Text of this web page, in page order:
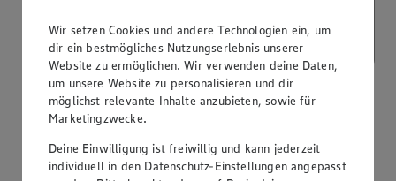
Wir setzen Cookies und andere Technologien ein, um
dir ein bestmögliches Nutzungserlebnis unserer
Website zu ermöglichen. Wir verwenden deine Daten,
um unsere Website zu personalisieren und dir
möglichst relevante Inhalte anzubieten, sowie für
Marketingzwecke.
Deine Einwilligung ist freiwillig und kann jederzeit
individuell in den Datenschutz-Einstellungen angepasst